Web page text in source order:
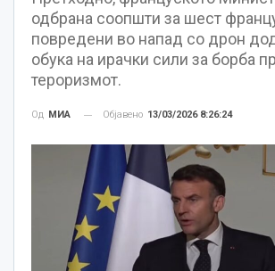
одбрана соопшти за шест
повредени во напад со дрон
обука на ирачки сили за борба
тероризмот.
Од МИА Објавено 13/03/2026 8:26:24